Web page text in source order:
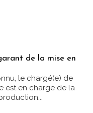
de la mise en
le chargé(e) de
est en charge de la